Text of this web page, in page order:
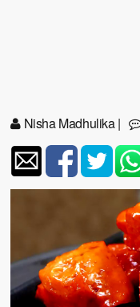
Nisha Madhulika|